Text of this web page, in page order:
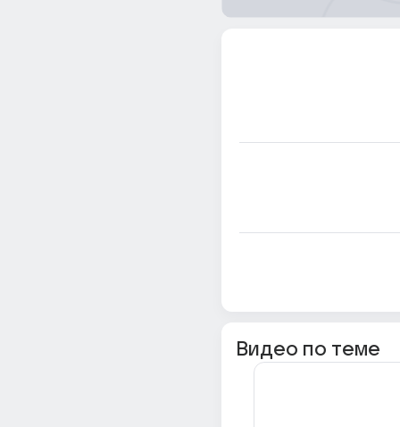
Видео по теме